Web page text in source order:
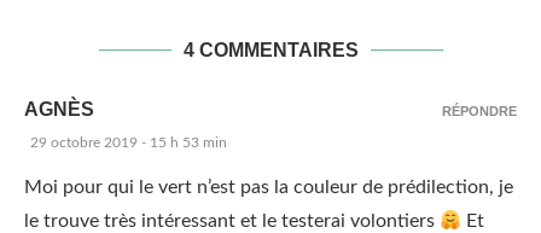
4 COMMENTAIRES
AGNÈS
29 octobre 2019 - 15 h 53 min
Moi pour qui le vert n’est pas la couleur de prédilection, je
le trouve très intéressant et le testerai volontiers
Et
RÉPONDRE